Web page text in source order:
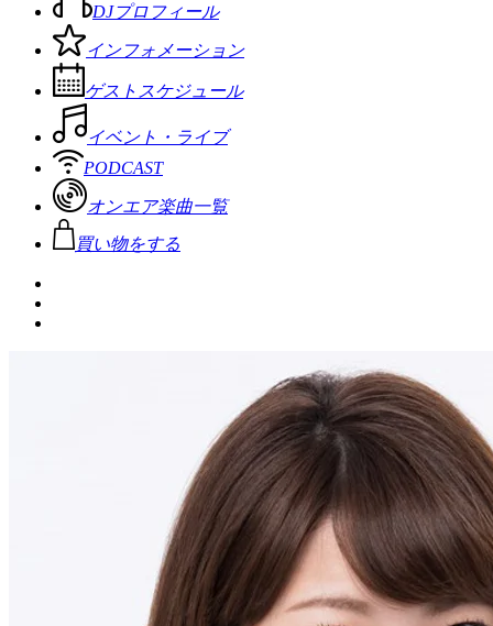
DJプロフィール
インフォメーション
ゲストスケジュール
イベント・ライブ
PODCAST
オンエア楽曲一覧
買い物をする